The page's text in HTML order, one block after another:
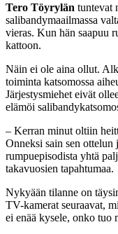
Tero Töyrylän tuntevat
salibandymaailmassa
vieras. Kun hän saapuu
kattoon.
Näin ei ole aina ollut.
toiminta katsomossa
Järjestysmiehet eivät
elämöi
– Kerran minut oltiin
Onneksi sain sen
rumpuepisodista yhtä
takavuosien tapahtumaa.
Nykyään tilanne on
TV-kamerat seuraavat,
ei enää kysele, onko tuo